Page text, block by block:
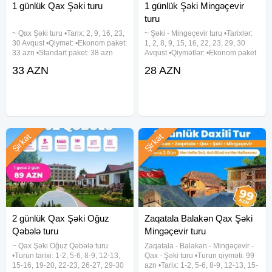
1 günlük Qax Şəki turu
~ Qax Şəki turu •Tarix: 2, 9, 16, 23,
30 Avqust •Qiymət: •Ekonom paket:
33 azn •Standart paket: 38 azn
xidməti •Ekskursiyalar •Çay süfrəsi
33 AZN
1 günlük Şəki Mingəçevir
turu
~ Şəki - Mingəçevir turu •Tarixlər:
1, 2, 8, 9, 15, 16, 22, 23, 29, 30
Avqust •Qiymətlər: •Ekonom paket
✓Qiymətə daxildir: •Komfortlu
28 AZN
2 günlük Qax Şəki Oğuz
Qəbələ turu
~ Qax Şəki Oğuz Qəbələ turu
•Turun tarixi: 1-2, 5-6, 8-9, 12-13,
15-16, 19-20, 22-23, 26-27, 29-30
Şirkət
Zaqatala Balakən Qax Şəki
Mingəçevir turu
Zaqatala - Balakən - Mingəçevir -
Qax - Şəki turu •Turun qiyməti: 99
azn •Tarix: 1-2, 5-6, 8-9, 12-13, 15-
Şirkət